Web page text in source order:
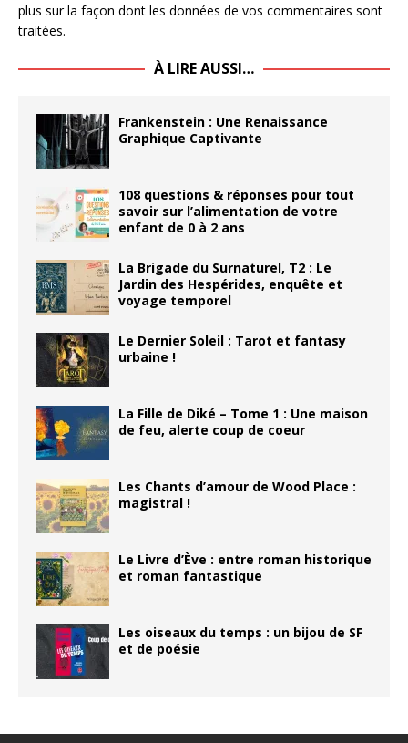
plus sur la façon dont les données de vos commentaires sont
traitées.
À LIRE AUSSI…
Frankenstein : Une Renaissance
Graphique Captivante
108 questions & réponses pour tout
savoir sur l’alimentation de votre
enfant de 0 à 2 ans
La Brigade du Surnaturel, T2 : Le
Jardin des Hespérides, enquête et
voyage temporel
Le Dernier Soleil : Tarot et fantasy
urbaine !
La Fille de Diké – Tome 1 : Une maison
de feu, alerte coup de coeur
Les Chants d’amour de Wood Place :
magistral !
Le Livre d’Ève : entre roman historique
et roman fantastique
Les oiseaux du temps : un bijou de SF
et de poésie